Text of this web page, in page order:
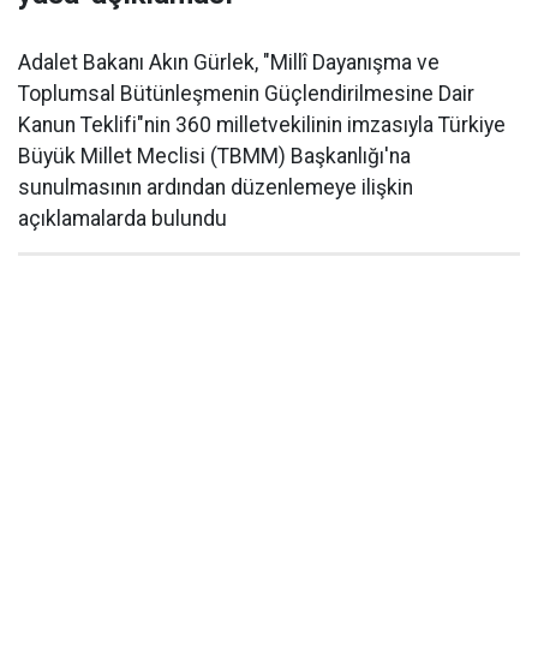
Adalet Bakanı Akın Gürlek, "Millî Dayanışma ve
Toplumsal Bütünleşmenin Güçlendirilmesine Dair
Kanun Teklifi"nin 360 milletvekilinin imzasıyla Türkiye
Büyük Millet Meclisi (TBMM) Başkanlığı'na
sunulmasının ardından düzenlemeye ilişkin
açıklamalarda bulundu